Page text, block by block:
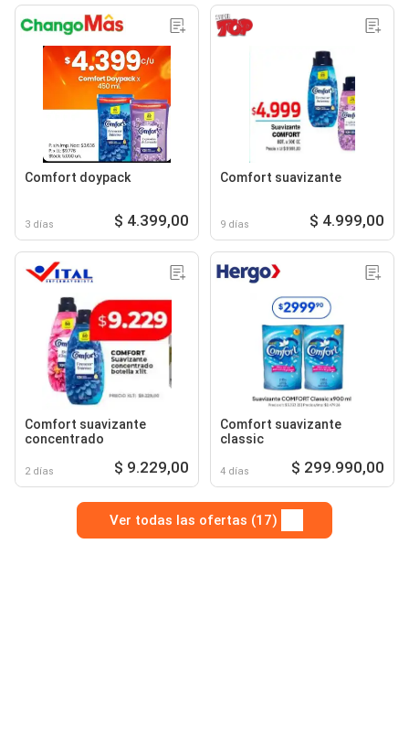
Comfort doypack
3 días $ 4.399,00
Comfort suavizante
9 días $ 4.999,00
Comfort suavizante
concentrado
2 días $ 9.229,00
Comfort suavizante
classic
4 días $ 299.990,00
Ver todas las ofertas (17)